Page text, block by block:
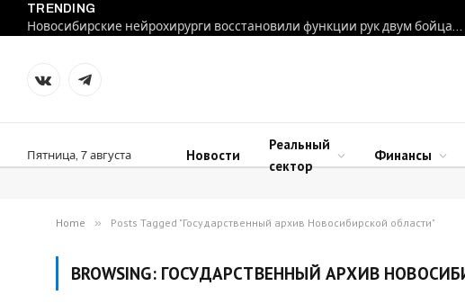
TRENDING
Новосибирские нейрохирурги восстановили функции рук двум бойцам после минно-взрывных травм
VKontakteTelegram
Пятница, 7 августа Новости
Реальный
сектор
Финансы
Home » Posts Tagged "Государственный архив Новосибирской области"
BROWSING: ГОСУДАРСТВЕННЫЙ АРХИВ